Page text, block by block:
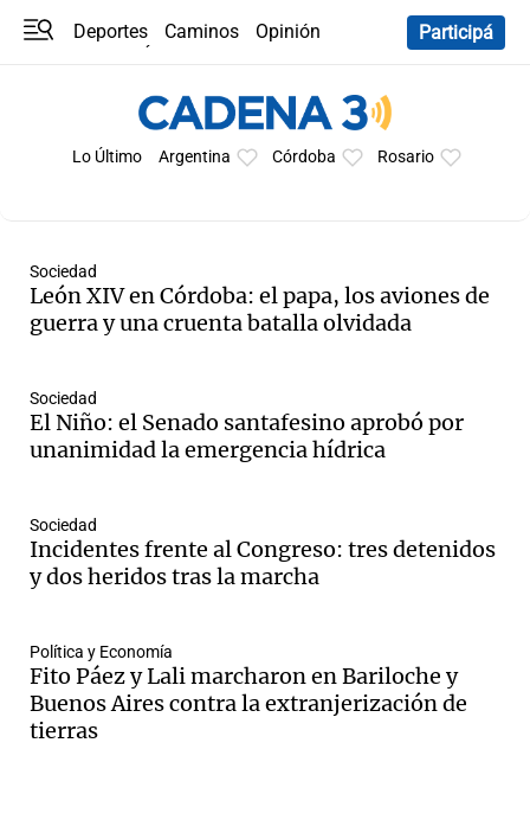
Deportes Caminos
Opinión
Participá
Lo Último Argentina Córdoba Rosario
Sociedad
León XIV en Córdoba: el papa, los aviones de
guerra y una cruenta batalla olvidada
Sociedad
El Niño: el Senado santafesino aprobó por
unanimidad la emergencia hídrica
Sociedad
Incidentes frente al Congreso: tres detenidos
y dos heridos tras la marcha
Política y Economía
Fito Páez y Lali marcharon en Bariloche y
Buenos Aires contra la extranjerización de
tierras